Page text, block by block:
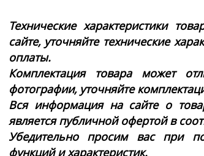
Технические характеристики
сайте, уточняйте технические
оплаты.
Комплектация товара может
фотографии, уточняйте
Вся информация на сайте о
является публичной офертой в
Убедительно просим вас при
функций и характеристик.